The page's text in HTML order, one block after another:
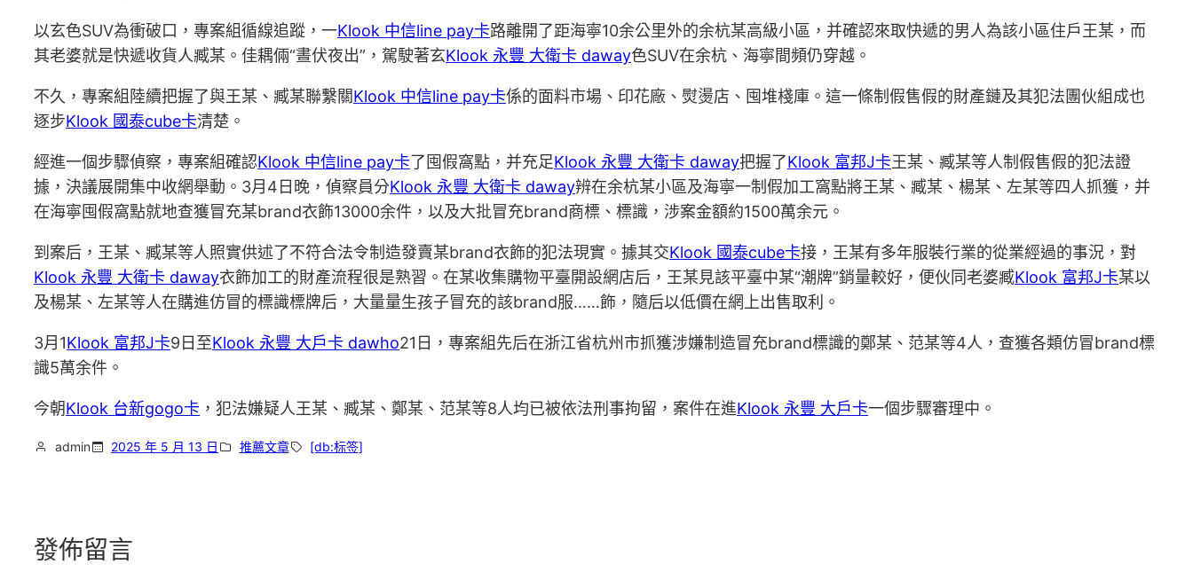
以玄色SUV為衝破口，專案組循線追蹤，一Klook 中信line pay卡路離開了距海寧10余公里外的余杭某高級小區，并確認來取快遞的男人為該小區住戶王某，而
其老婆就是快遞收貨人臧某。佳耦倆“晝伏夜出”，駕駛著玄Klook 永豐 大衛卡 daway色SUV在余杭、海寧間頻仍穿越。
不久，專案組陸續把握了與王某、臧某聯繫關Klook 中信line pay卡係的面料市場、印花廠、熨燙店、囤堆棧庫。這一條制假售假的財產鏈及其犯法團伙組成也
逐步Klook 國泰cube卡清楚。
經進一個步驟偵察，專案組確認Klook 中信line pay卡了囤假窩點，并充足Klook 永豐 大衛卡 daway把握了Klook 富邦J卡王某、臧某等人制假售假的犯法證
據，決議展開集中收網舉動。3月4日晚，偵察員分Klook 永豐 大衛卡 daway辨在余杭某小區及海寧一制假加工窩點將王某、臧某、楊某、左某等四人抓獲，并
在海寧囤假窩點就地查獲冒充某brand衣飾13000余件，以及大批冒充brand商標、標識，涉案金額約1500萬余元。
到案后，王某、臧某等人照實供述了不符合法令制造發賣某brand衣飾的犯法現實。據其交Klook 國泰cube卡接，王某有多年服裝行業的從業經過的事況，對
Klook 永豐 大衛卡 daway衣飾加工的財產流程很是熟習。在某收集購物平臺開設網店后，王某見該平臺中某“潮牌”銷量較好，便伙同老婆臧Klook 富邦J卡某以
及楊某、左某等人在購進仿冒的標識標牌后，大量量生孩子冒充的該brand服……飾，隨后以低價在網上出售取利。
3月1Klook 富邦J卡9日至Klook 永豐 大戶卡 dawho21日，專案組先后在浙江省杭州市抓獲涉嫌制造冒充brand標識的鄭某、范某等4人，查獲各類仿冒brand標
識5萬余件。
今朝Klook 台新gogo卡 ，犯法嫌疑人王某、臧某、鄭某、范某等8人均已被依法刑事拘留，案件在進Klook 永豐 大戶卡一個步驟審理中。
admin 2025 年 5 月 13 日 推薦文章 [db:标签]
發佈留言